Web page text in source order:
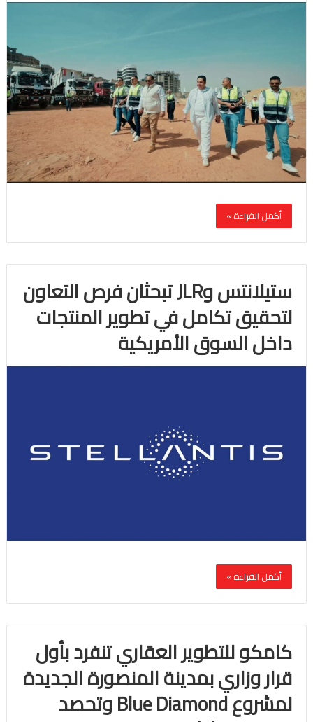
أكمل القراءة »
ستيلانتس وJLR تبحثان فرص التعاون
لتحقيق تكامل في تطوير المنتجات
داخل السوق الأمريكية
أكمل القراءة »
كامكو للتطوير العقاري تنفرد بأول
قرار وزاري بمدينة المنصورة الجديدة
لمشروع Blue Diamond وتحصد